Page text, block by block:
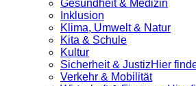
Gesundheit & Medizin
Inklusion
Klima, Umwelt & Natur
Kita & Schule
Kultur
Sicherheit & JustizHier
Verkehr & Mobilität